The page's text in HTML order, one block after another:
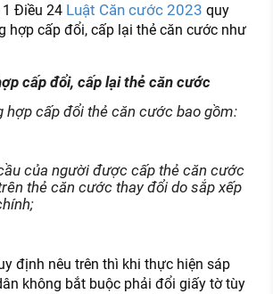
Điều 24 Luật Căn cước 2023 quy
hợp cấp đổi, cấp lại thẻ căn cước như
cấp đổi, cấp lại thẻ căn cước
hợp cấp đổi thẻ căn cước bao gồm:
của người được cấp thẻ căn cước
thẻ căn cước thay đổi do sắp xếp
định nêu trên thì khi thực hiện sáp
không bắt buộc phải đổi giấy tờ tùy